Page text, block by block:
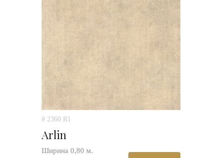
# 2360 R1
Arlin
Ширина 0,80 м.